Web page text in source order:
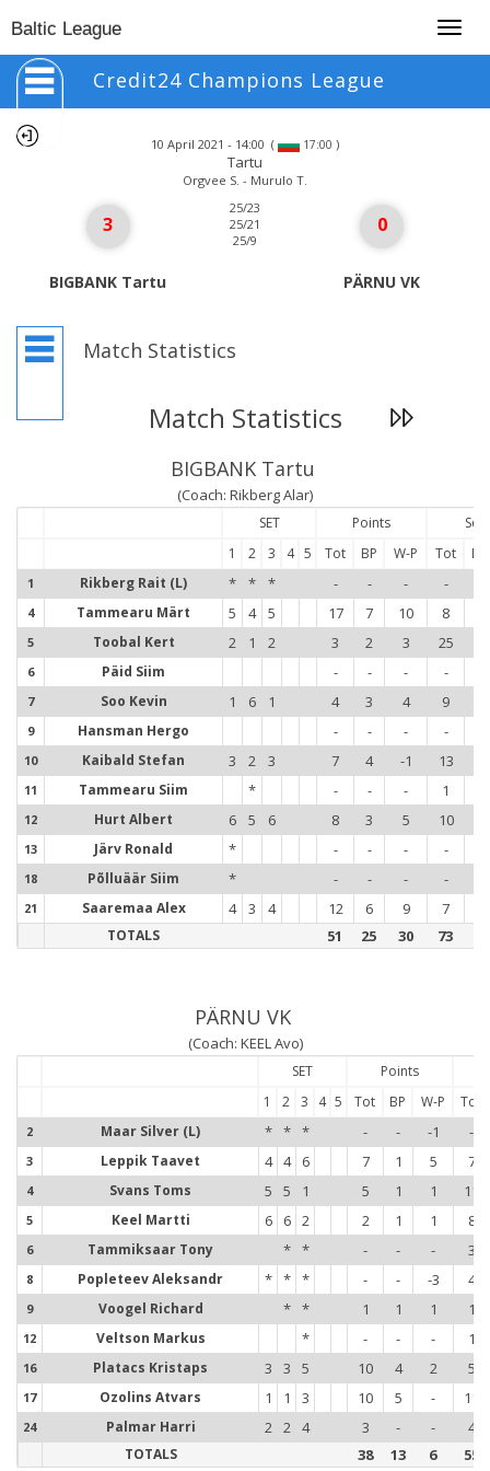
Baltic League
Credit24 Champions League
10 April 2021 - 14:00 ( 17:00 )
Tartu
Orgvee S. - Murulo T.
3
BIGBANK Tartu
25/23
25/21
25/9
0
PÄRNU VK
Match Statistics
Match Statistics
BIGBANK Tartu
(Coach: Rikberg Alar)
SET Points
1
2 3 4 5 Tot BP W-P Tot Err
1 Rikberg Rait (L) * * * - - - -
4 Tammearu Märt 5 4 5 17 7 10 8
5 Toobal Kert 2 1 2 3 2 3 25
6 Päid Siim - - - -
7 Soo Kevin 1 6 1 4 3 4 9
9 Hansman Hergo - - - -
10 Kaibald Stefan 3 2 3 7 4 -1 13
11 Tammearu Siim * - - - 1
12 Hurt Albert 6 5 6 8 3 5 10
13 Järv Ronald * - - - -
18 Põlluäär Siim * - - - -
21 Saaremaa Alex 4 3 4 12 6 9 7
TOTALS 51 25 30 73
PÄRNU VK
(Coach: KEEL Avo)
SET Points
1
2 3 4 5 Tot BP W-P Tot
2 Maar Silver (L) * * * - - -1 -
3 Leppik Taavet 4 4 6 7 1 5 7
4 Svans Toms 5 5 1 5 1 1 11
5 Keel Martti 6 6 2 2 1 1 8
6 Tammiksaar Tony * * - - - 3
8 Popleteev Aleksandr * * * - - -3 4
9 Voogel Richard * * 1 1 1 1
12 Veltson Markus * - - - 1
16 Platacs Kristaps 3 3 5 10 4 2 5
17 Ozolins Atvars 1 1 3 10 5 - 11
24 Palmar Harri 2 2 4 3 - - 4
TOTALS 38 13 6 55